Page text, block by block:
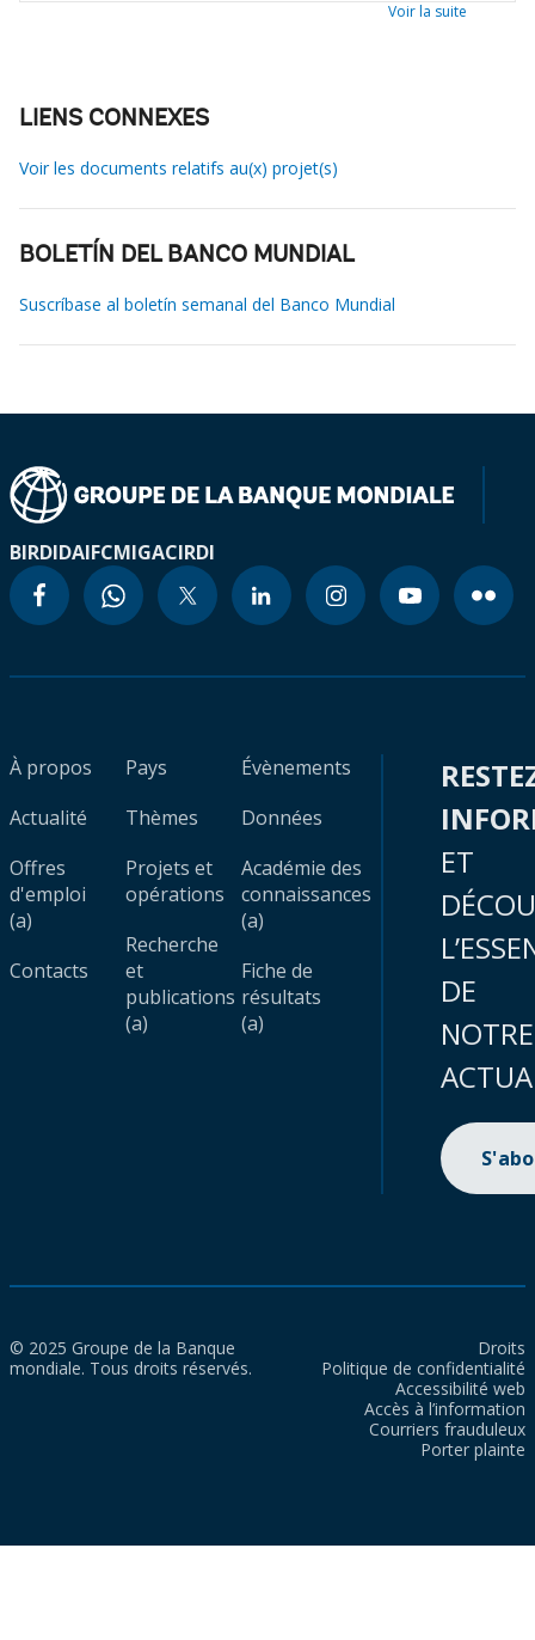
Voir la suite
LIENS CONNEXES
Voir les documents relatifs au(x) projet(s)
BOLETÍN DEL BANCO MUNDIAL
Suscríbase al boletín semanal del Banco Mundial
BIRDIDAIFCMIGACIRDI
À propos
Actualité
Offres
d'emploi
(a)
Contacts
Pays
Thèmes
Projets et
opérations
Recherche
et
publications
(a)
Évènements
Données
Académie des
connaissances
(a)
Fiche de
résultats
(a)
ET
DE
NOTRE
© 2025 Groupe de la Banque
mondiale. Tous droits réservés.
Droits
Politique de confidentialité
Accessibilité web
Accès à l’information
Courriers frauduleux
Porter plainte